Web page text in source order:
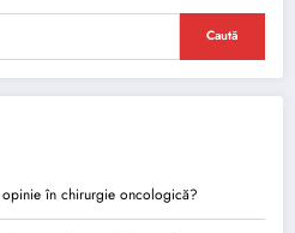
Caută
în chirurgie oncologică?